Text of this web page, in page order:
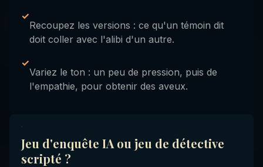
✓
Recoupez les versions : ce qu'un témoin dit
doit coller avec l'alibi d'un autre.
✓
Variez le ton : un peu de pression, puis de
l'empathie, pour obtenir des aveux.
Jeu d'enquête IA ou jeu de détective
scripté ?